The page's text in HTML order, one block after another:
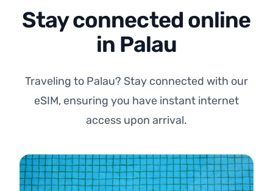
Stay connected online
in Palau
Traveling to Palau? Stay connected with our
eSIM, ensuring you have instant internet
access upon arrival.